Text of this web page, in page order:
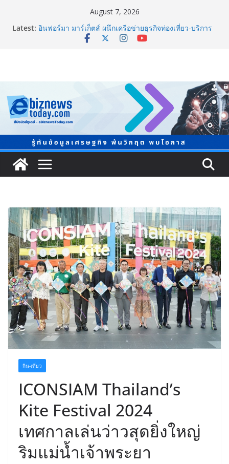
August 7, 2026
Latest:
Thailand LAB INTERNATIONAL 2026 ผนึก
Bio+HealthTech INTERNATIONAL และ FutureCHEM
INTERNATIONAL เปิดเวที AI ขับเคลื่อนนวัตกรรม
สร้างโอกาสธุรกิจครบวงจร
TCMA จับมือแคนาดา ดันเทคโนโลยีดักจับคาร์บอนเครื่อง
แรกในไทย ปูทางอุตสาหกรรมปูนซีเมนต์สู่ Net Zero 2050
8.8 “ซูเลียน” รวมพลังนักธุรกิจทั่วประเทศ จัดประชุมใหญ่
แห่งปี พบ CEO “ดร.ปิยะวัฒน์” ถ่ายทอดวิสัยทัศน์ธุรกิจ
พร้อมฟรีคอนเสิร์ต “โชค รถแห่” ยกวง
สตาร์ทวันนี้ Franchise Expo Thailand & TESE 2026 พบ
ทัพธุรกิจ&แฟรนไชส์ ซัพพลายเออร์สินค้า ลดใหญ่กว่า
250 บูธ คาดเงินสะพัด 220 ลบ.
กิน-เที่ยว
ICONSIAM Thailand’s
Kite Festival 2024
เทศกาลเล่นว่าวสุดยิ่งใหญ่
ริมแม่น้ำเจ้าพระยา